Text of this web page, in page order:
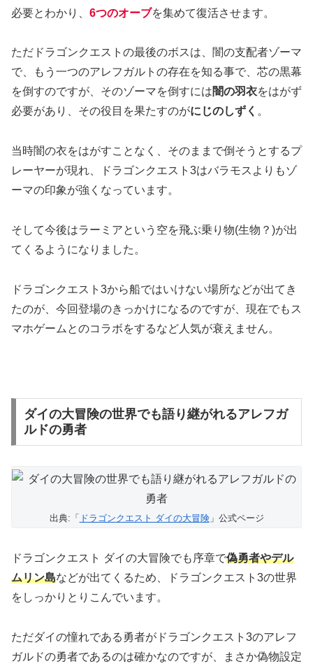
必要とわかり、 6つのオーブを集めて復活させます。
ただドラゴンクエストの最後のボスは、闇の支配者ゾーマ
で、もう一つのアレフガルトの存在を知る事で、芯の黒幕
を倒すのですが、そのゾーマを倒すには闇の羽衣をはがず
必要があり、その役目を果たすのがにじのしずく 。
当時闇の衣をはがすことなく、そのままで倒そうとするプ
レーヤーが現れ、ドラゴンクエスト3はバラモスよりもゾ
ーマの印象が強くなっています。
そして今後はラーミアという空を飛ぶ乗り物(生物？)が出
てくるようになりました。
ドラゴンクエスト3から船ではいけない場所などが出てき
たのが、今回登場のきっかけになるのですが、現在でもス
マホゲームとのコラボをするなど人気が衰えません。
ダイの大冒険の世界でも語り継がれるアレフガ
ルドの勇者
出典:「 ドラゴンクエスト ダイの大冒険」公式ページ
ドラゴンクエスト ダイの大冒険でも序章で偽勇者やデル
ムリン島などが出てくるため、ドラゴンクエスト3の世界
をしっかりとりこんでいます。
ただダイの憧れである勇者がドラゴンクエスト3のアレフ
ガルドの勇者であるのは確かなのですが、まさか偽物設定